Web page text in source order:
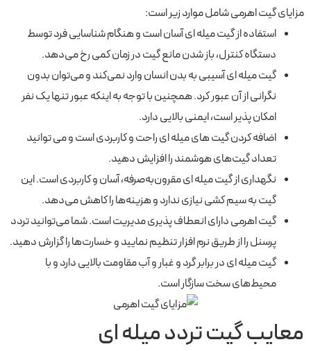
مزایای گیت اهرمی شامل موارد زیر است:
استفاده از گیت میله ای آسان است و هنگام شناسایی فرد توسط
دستگاه کنترل، باز شدن مانع گیت در زمان کمی رخ می‌دهد.
گیت میله ای آسیبی به بدن انسان وارد نمی‌کند و می‌توان بدون
نگرانی از آن عبور کرد. همچنین با توجه به اینکه عبور تنها یک نفر
امکان پذیر است، ایمنی بالایی دارد.
اضافه کردن گیت‌ های میله ای راحت و کاربردی است و می توانید
تعداد گیت‌های هوشمند را افزایش دهید.
نگهداری از گیت میله‌ ای مقرون‌به‌صرفه، آسان و کاربردی است. این
گیت به سیم کشی نیازی ندارد و هزینه‌ها را کاهش می‌دهد.
گیت اهرمی دارای انعطاف پذیری مدیریت است. شما می‌توانید تردد
پرسنل را از طریق نرم افزار تنظیم نمایید و خسارت‌ها را گزارش دهید.
گیت میله ای در برابر گرد و غبار و آب مقاومت بالایی دارد و با
محیط‌های سخت سازگار است.
معایب گیت تردد میله ای